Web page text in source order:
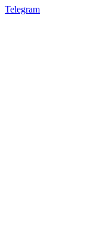
Telegram